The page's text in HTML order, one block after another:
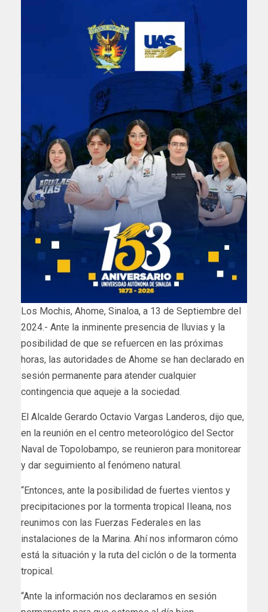
Los Mochis, Ahome, Sinaloa, a 13 de Septiembre del
2024.- Ante la inminente presencia de lluvias y la
posibilidad de que se refuercen en las próximas
horas, las autoridades de Ahome se han declarado en
sesión permanente para atender cualquier
contingencia que aqueje a la sociedad.
El Alcalde Gerardo Octavio Vargas Landeros, dijo que,
en la reunión en el centro meteorológico del Sector
Naval de Topolobampo, se reunieron para monitorear
y dar seguimiento al fenómeno natural.
“Entonces, ante la posibilidad de fuertes vientos y
precipitaciones por la tormenta tropical Ileana, nos
reunimos con las Fuerzas Federales en las
instalaciones de la Marina. Ahí nos informaron cómo
está la situación y la ruta del ciclón o de la tormenta
tropical.
“Ante la información nos declaramos en sesión